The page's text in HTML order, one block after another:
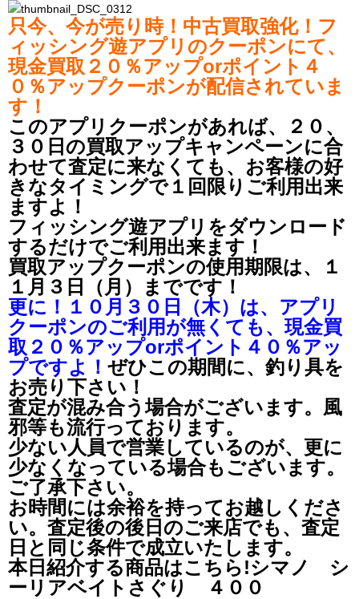
只今、今が売り時！中古買取強化！フ
ィッシング遊アプリのクーポンにて、
現金買取２０％アップorポイント４
０％アップクーポンが配信されていま
す！
このアプリクーポンがあれば、２０、
３０日の買取アップキャンペーンに合
わせて査定に来なくても、お客様の好
きなタイミングで１回限りご利用出来
ますよ！
フィッシング遊アプリをダウンロード
するだけでご利用出来ます！
買取アップクーポンの使用期限は、１
１月３日（月）までです！
更に！１０月３０日（木）は、アプリ
クーポンのご利用が無くても、現金買
取２０％アップorポイント４０％アッ
プですよ！ ぜひこの期間に、釣り具を
お売り下さい！
査定が混み合う場合がございます。風
邪等も流行っております。
少ない人員で営業しているのが、更に
少なくなっている場合もございます。
ご了承下さい。
お時間には余裕を持ってお越しくださ
い。査定後の後日のご来店でも、査定
日と同じ条件で成立いたします。
本日紹介する商品はこちら!シマノ シ
ーリアベイトさぐり ４００